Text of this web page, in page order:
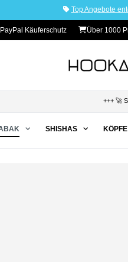
Top Angebote
PayPal Käuferschutz Über 1000
+++ 🚀
SHISHAS KÖPFE